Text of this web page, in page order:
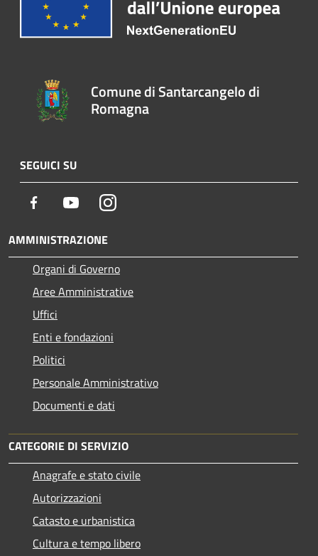
Comune di Santarcangelo di
Romagna
SEGUICI SU
Facebook YoutubeInstagram
AMMINISTRAZIONE
Organi di Governo
Aree Amministrative
Uffici
Enti e fondazioni
Politici
Personale Amministrativo
Documenti e dati
CATEGORIE DI SERVIZIO
Anagrafe e stato civile
Autorizzazioni
Catasto e urbanistica
Cultura e tempo libero